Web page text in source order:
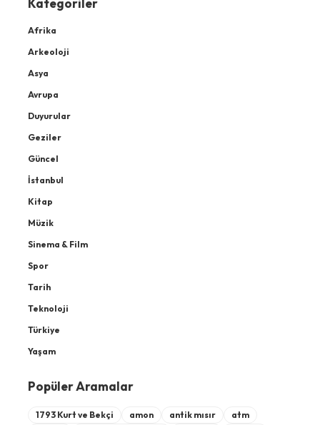
Afrika
Arkeoloji
Asya
Avrupa
Duyurular
Geziler
Güncel
İstanbul
Kitap
Müzik
Sinema & Film
Spor
Tarih
Teknoloji
Türkiye
Yaşam
Popüler Aramalar
1793 Kurt ve Bekçi amon antik mısır
atm